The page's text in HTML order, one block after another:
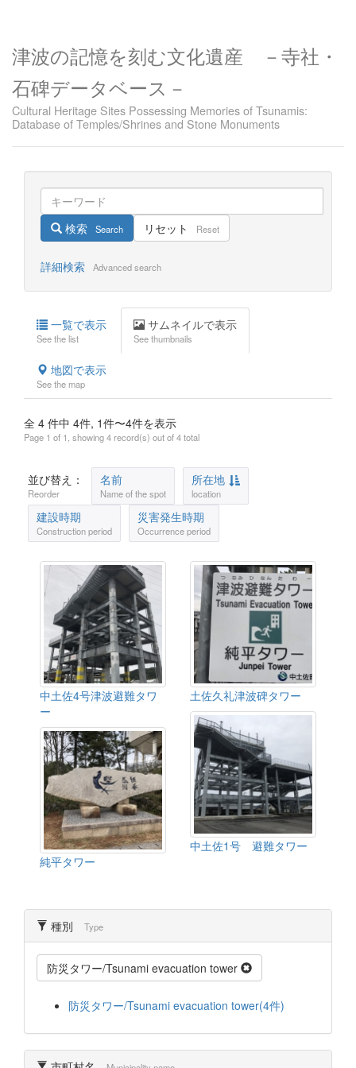
津波の記憶を刻む文化遺産 －寺社・
石碑データベース－
Cultural Heritage Sites Possessing Memories of Tsunamis:
Database of Temples/Shrines and Stone Monuments
検索 Search リセット Reset
詳細検索 Advanced search
一覧で表示
See the list
サムネイルで表示
See thumbnails
地図で表示
See the map
全 4 件中 4件, 1件〜4件を表示
Page 1 of 1, showing 4 record(s) out of 4 total
並び替え：
Reorder
名前
Name of the spot
所在地
location
建設時期
Construction period
災害発生時期
Occurrence period
中土佐4号津波避難タワ
ー
土佐久礼津波碑タワー
中土佐1号 避難タワー
純平タワー
種別 Type
防災タワー/Tsunami evacuation tower
防災タワー/Tsunami evacuation tower(4件)